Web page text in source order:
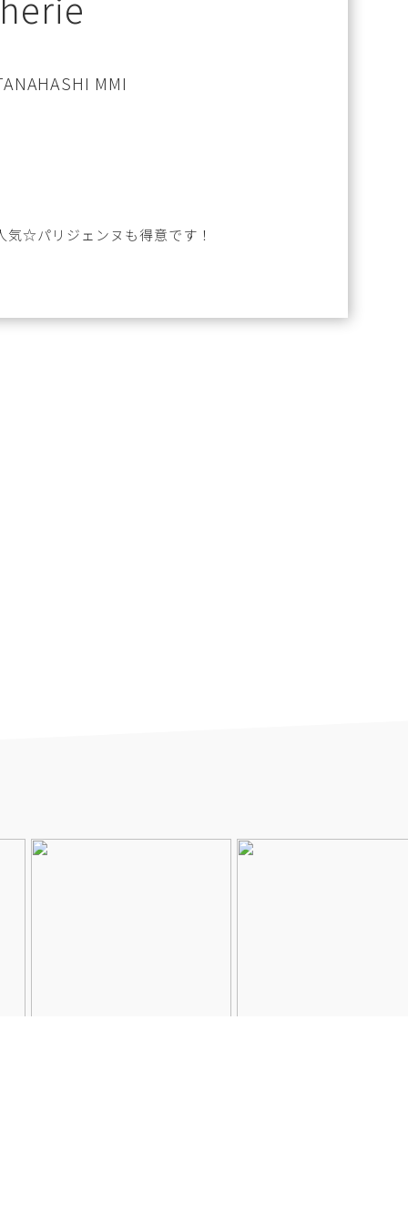
MMI
気☆パリジェンヌも得意です！